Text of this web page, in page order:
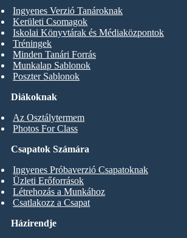
Diákoknak
Az Osztálytermem
Photos For Class
Ingyenes Verzió Tanároknak
Kerületi Csomagok
Iskolai Könyvtárak és Médiaközpontok
Tréningek
Minden Tanári Forrás
Munkalap Sablonok
Poszter Sablonok
Csapatok Számára
Ingyenes Próbaverzió Csapatoknak
Üzleti Erőforrások
Létrehozás a Munkához
Csatlakozz a Csapat
Házirendje